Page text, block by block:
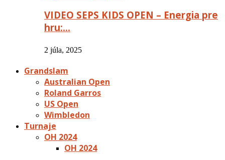
VIDEO SEPS KIDS OPEN – Energia pre
hru:…
2 júla, 2025
Grandslam
Australian Open
Roland Garros
US Open
Wimbledon
Turnaje
OH 2024
OH 2024